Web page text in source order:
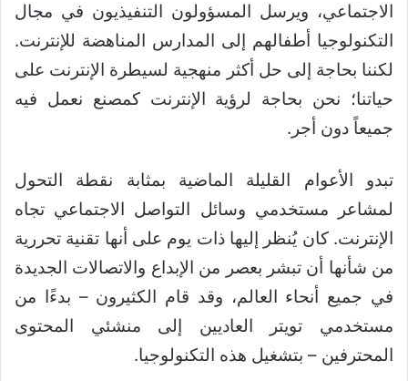
الاجتماعي، ويرسل المسؤولون التنفيذيون في مجال
التكنولوجيا أطفالهم إلى المدارس المناهضة للإنترنت.
لكننا بحاجة إلى حل أكثر منهجية لسيطرة الإنترنت على
حياتنا؛ نحن بحاجة لرؤية الإنترنت كمصنع نعمل فيه
جميعاً دون أجر.
تبدو الأعوام القليلة الماضية بمثابة نقطة التحول
لمشاعر مستخدمي وسائل التواصل الاجتماعي تجاه
الإنترنت. كان يُنظر إليها ذات يوم على أنها تقنية تحررية
من شأنها أن تبشر بعصر من الإبداع والاتصالات الجديدة
في جميع أنحاء العالم، وقد قام الكثيرون – بدءًا من
مستخدمي تويتر العاديين إلى منشئي المحتوى
المحترفين – بتشغيل هذه التكنولوجيا.